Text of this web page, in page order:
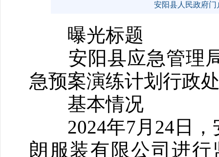
安阳县人民政府门
曝光标题
安阳县应急管理局
急预案演练计划行政
基本情况
2024年7月24日，
朗服装有限公司进